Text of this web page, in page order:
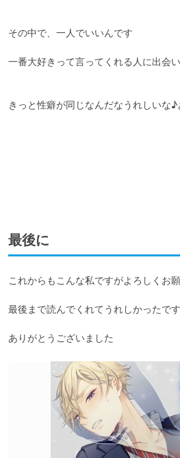
その中で、一人でいいんです
一番大好きって言ってくれる人に出会い
きっと性癖が同じなんだなうれしいな♪
最後に
これからもこんな私ですがよろしくお
最後まで読んでくれてうれしかったで
ありがとうございました